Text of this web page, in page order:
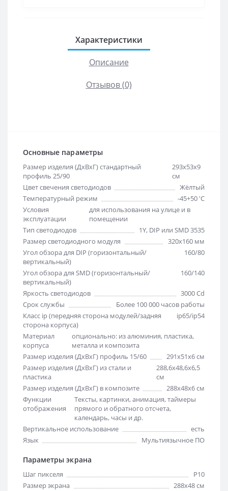
Характеристики
Описание
Отзывов (0)
Основные параметры
Размер изделия (ДхВхГ) стандартный
профиль 25/90
293х53х9
см
Цвет свечения светодиодов
Жёлтый
Температурный режим
-45+50 'C
Условия
эксплуатации
для использования на улице и в
помещении
Тип светодиодов
1Y, DIP или SMD 3535
Размер светодиодного модуля
320х160 мм
Угол обзора для DIP (горизонтальный/
вертикальный)
160/80
Угол обзора для SMD (горизонтальный/
вертикальный)
160/140
Яркость светодиодов
3000 Cd
Срок службы
Более 100 000 часов работы
Класс ip (передняя сторона модулей/задняя
сторона корпуса)
ip65/ip54
Материал
корпуса
опционально: из алюминия, пластика,
металла и композита
Размер изделия (ДхВхГ) профиль 15/60
291х51х6 см
Размер изделия (ДхВхГ) из стали и
пластика
288,6х48,6х6,5
см
Размер изделия (ДхВхГ) в композите
288х48х6 см
Функции
отображения
Тексты, картинки, анимация, таймеры
прямого и обратного отсчета,
календарь, часы и др.
Вертикальное использование
есть
Язык
Мультиязычное ПО
Параметры экрана
Шаг пикселя
Р10
Размер экрана
288х48 см